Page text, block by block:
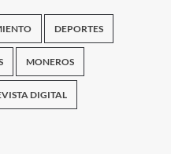
DEPORTES
MONEROS
DIGITAL